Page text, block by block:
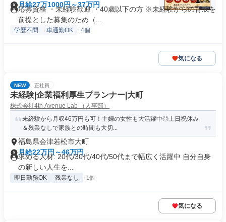
月給27万1000円～37万円
応募資格 ・未経験歓迎 ・40歳以下の方 ※未経験からの育成を
前提とした募集のため（...
学歴不問 車通勤OK +4個
気になる
NEW 正社員
未経験|企業福利厚生プランナー|大町
株式会社4th Avenue Lab （人事部）
未経験から月収46万円も可！主婦の女性も大活躍中◎土日祝休み
＆残業なしで家族との時間も大切...
福島県会津若松市大町
月給22万円～46万円
求める人材: 20代/30代/40代/50代まで幅広く活躍中 自分自身
の新しい人生を...
即日勤務OK 残業なし +1個
気になる